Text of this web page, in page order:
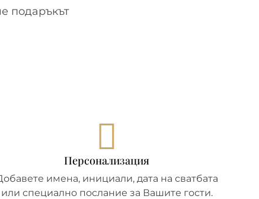
подаръкът

Персонализация
имена, инициали, дата на сватбата
или специално послание за Вашите гости.